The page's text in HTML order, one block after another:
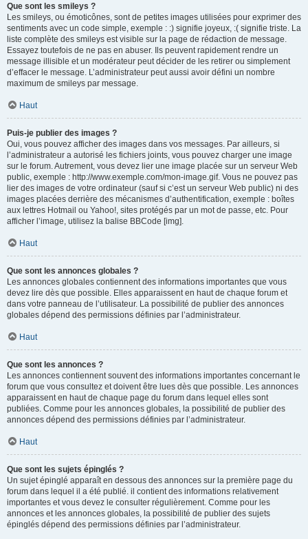
Que sont les smileys ?
Les smileys, ou émoticônes, sont de petites images utilisées pour exprimer des
sentiments avec un code simple, exemple : :) signifie joyeux, :( signifie triste. La
liste complète des smileys est visible sur la page de rédaction de message.
Essayez toutefois de ne pas en abuser. Ils peuvent rapidement rendre un
message illisible et un modérateur peut décider de les retirer ou simplement
d’effacer le message. L’administrateur peut aussi avoir défini un nombre
maximum de smileys par message.
Haut
Puis-je publier des images ?
Oui, vous pouvez afficher des images dans vos messages. Par ailleurs, si
l’administrateur a autorisé les fichiers joints, vous pouvez charger une image
sur le forum. Autrement, vous devez lier une image placée sur un serveur Web
public, exemple : http://www.exemple.com/mon-image.gif. Vous ne pouvez pas
lier des images de votre ordinateur (sauf si c’est un serveur Web public) ni des
images placées derrière des mécanismes d’authentification, exemple : boîtes
aux lettres Hotmail ou Yahoo!, sites protégés par un mot de passe, etc. Pour
afficher l’image, utilisez la balise BBCode [img].
Haut
Que sont les annonces globales ?
Les annonces globales contiennent des informations importantes que vous
devez lire dès que possible. Elles apparaissent en haut de chaque forum et
dans votre panneau de l’utilisateur. La possibilité de publier des annonces
globales dépend des permissions définies par l’administrateur.
Haut
Que sont les annonces ?
Les annonces contiennent souvent des informations importantes concernant le
forum que vous consultez et doivent être lues dès que possible. Les annonces
apparaissent en haut de chaque page du forum dans lequel elles sont
publiées. Comme pour les annonces globales, la possibilité de publier des
annonces dépend des permissions définies par l’administrateur.
Haut
Que sont les sujets épinglés ?
Un sujet épinglé apparaît en dessous des annonces sur la première page du
forum dans lequel il a été publié. il contient des informations relativement
importantes et vous devez le consulter régulièrement. Comme pour les
annonces et les annonces globales, la possibilité de publier des sujets
épinglés dépend des permissions définies par l’administrateur.